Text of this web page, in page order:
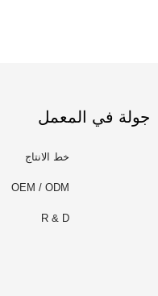
جولة في المعمل
خط الانتاج
OEM / ODM
R & D